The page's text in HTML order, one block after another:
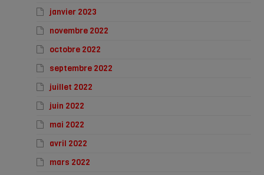
janvier 2023
novembre 2022
octobre 2022
septembre 2022
juillet 2022
juin 2022
mai 2022
avril 2022
mars 2022